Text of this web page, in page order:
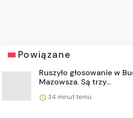
Powiązane
Ruszyło głosowanie w
Mazowsza. Są trzy...
34 minut temu